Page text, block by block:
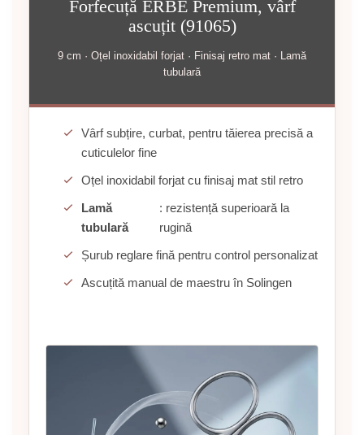
Forfecuță ERBE Premium, vârf
ascuțit (91065)
9 cm · Oțel inoxidabil forjat · Finisaj retro mat · Lamă
tubulară
Vârf subțire, curbat, pentru tăierea precisă a
cuticulelor fine
Oțel inoxidabil forjat cu finisaj mat stil retro
Lamă
tubulară
: rezistență superioară la
rugină
Șurub reglare fină pentru control personalizat
Ascuțită manual de maestru în Solingen